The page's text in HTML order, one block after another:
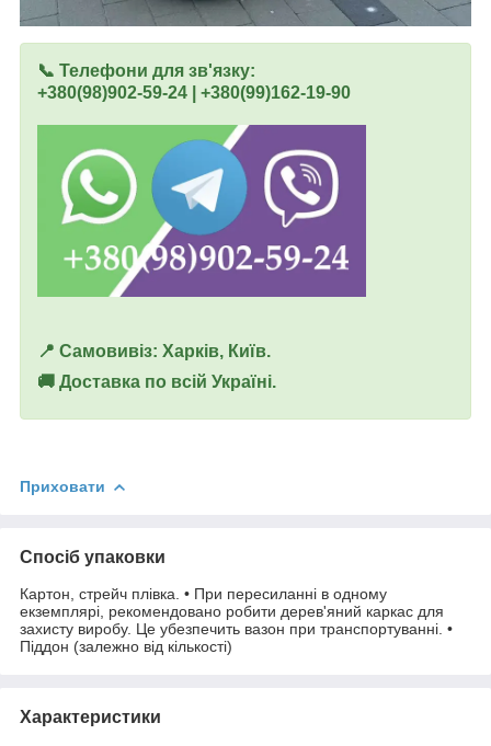
📞 Телефони для зв'язку:
+380(98)902-59-24 | +380(99)162-19-90
📍 Самовивіз: Харків, Київ.
🚚 Доставка по всій Україні.
Приховати
Спосіб упаковки
Картон, стрейч плівка. • При пересиланні в одному
екземплярі, рекомендовано робити дерев'яний каркас для
захисту виробу. Це убезпечить вазон при транспортуванні. •
Піддон (залежно від кількості)
Характеристики